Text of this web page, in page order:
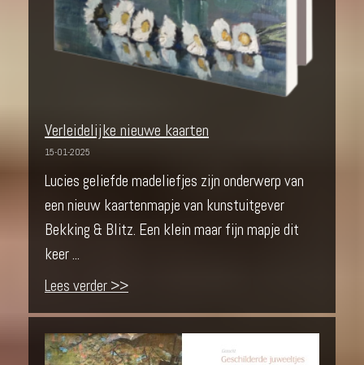
Verleidelijke nieuwe kaarten
15-01-2025
Lucies geliefde madeliefjes zijn onderwerp van
een nieuw kaartenmapje van kunstuitgever
Bekking & Blitz. Een klein maar fijn mapje dit
keer ...
Lees verder >>